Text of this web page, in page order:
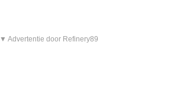
▼ Advertentie door Refinery89